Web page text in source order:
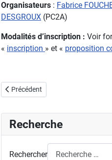
Organisateurs : Fabrice
DESGROUX (PC2A)
Modalités d’inscription : Voir
« inscription » et « proposition
Article précédent : Journée
Précédent
Recherche
Rechercher